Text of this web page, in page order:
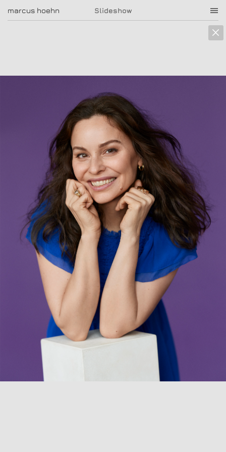
Slideshow
marcus hoehn marcus hoehn